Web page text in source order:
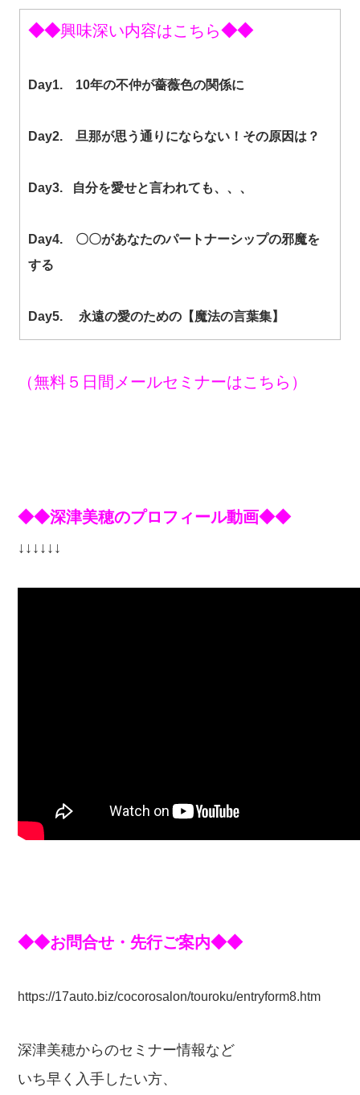
◆◆興味深い内容はこちら◆◆
Day1. 10年の不仲が薔薇色の関係に
Day2. 旦那が思う通りにならない！その原因は？
Day3. 自分を愛せと言われても、、、
Day4. 〇〇があなたのパートナーシップの邪魔を
する
Day5. 永遠の愛のための【魔法の言葉集】
（無料５日間メールセミナーはこちら）
◆◆深津美穂のプロフィール動画◆◆
↓↓↓↓↓↓
◆◆お問合せ・先行ご案内◆◆
https://17auto.biz/cocorosalon/touroku/entryform8.htm
深津美穂からのセミナー情報など
いち早く入手したい方、